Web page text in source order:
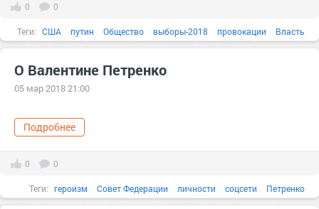
0 0
Теги: США путин Общество выборы-2018 провокации Власть
О Валентине Петренко
05 мар 2018 21:00
Подробнее
0 0
Теги: героизм Совет Федерации личности соцсети Петренко